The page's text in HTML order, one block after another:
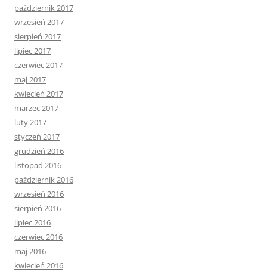
październik 2017
wrzesień 2017
sierpień 2017
lipiec 2017
czerwiec 2017
maj 2017
kwiecień 2017
marzec 2017
luty 2017
styczeń 2017
grudzień 2016
listopad 2016
październik 2016
wrzesień 2016
sierpień 2016
lipiec 2016
czerwiec 2016
maj 2016
kwiecień 2016